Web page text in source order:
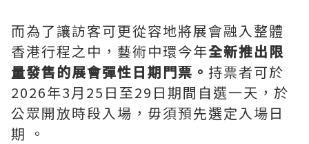
而為了讓訪客可更從容地將展會融入整體
香港行程之中，藝術中環今年全新推出限
量發售的展會彈性日期門票。 持票者可於
2026年3月25日至29日期間自選一天，於
公眾開放時段入場，毋須預先選定入場日
期 。